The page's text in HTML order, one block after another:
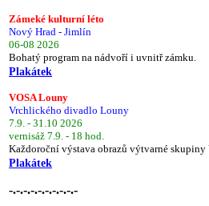
Zámeké kulturní léto
Nový Hrad - Jimlín
06-08 2026
Bohatý program na nádvoří i uvnitř zámku.
Plakátek
VOSA Louny
Vrchlického divadlo Louny
7.9. - 31.10 2026
vernisáž 7.9. - 18 hod.
Každoroční výstava obrazů výtvarné
Plakátek
-.-.-.-.-.-.-.-.-.-